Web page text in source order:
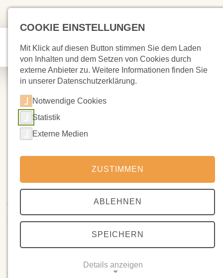
27.06.2022
Film- und Fotografie-Workshop -
Ein Rückblick
Hinter den Kulissen passieren die wundersamsten Dinge, es ist
Wochen hatte ich, Dale Blumberg-Booth, die Gelegenheit mit
den Schülern der 9. bis 11 Klasse zu arbeiten.
Ich habe einen Grundkurs in Fotografie und Film angeboten
und daraufhin zwei weitere Workshops, um alles zu vertiefen,
ich habe die Schüler ganz anders kennenlernen dürfen und
durchaus schlummernde Talente entdeckt.
COOKIE EINSTELLUNGEN
Mit Klick auf diesen Button stimmen Sie dem Laden
von Inhalten und dem Setzen von Cookies durch
externe Anbieter zu. Weitere Informationen finden Sie
in unserer Datenschutzerklärung.
Notwendige Cookies
Statistik
Externe Medien
ZUSTIMMEN
ABLEHNEN
SPEICHERN
Details anzeigen